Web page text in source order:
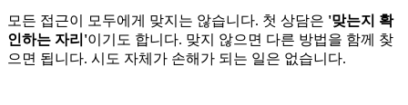
모든 접근이 모두에게 맞지는 않습니다. 첫 상담은 '맞는지 확
인하는 자리'이기도 합니다. 맞지 않으면 다른 방법을 함께 찾
으면 됩니다. 시도 자체가 손해가 되는 일은 없습니다.